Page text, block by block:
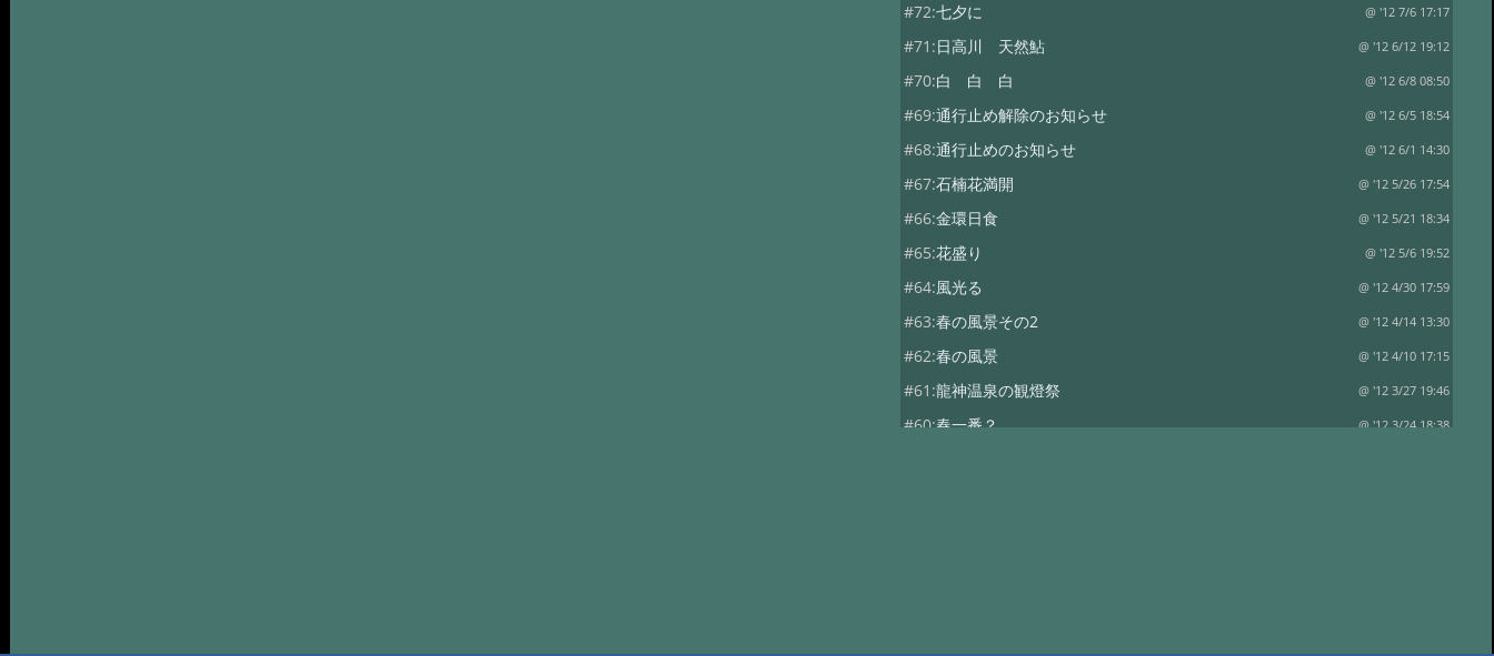
#72:七夕に @ '12 7/6 17:17
#71:日高川 天然鮎 @ '12 6/12 19:12
#70:白 白 白 @ '12 6/8 08:50
#69:通行止め解除のお知らせ @ '12 6/5 18:54
#68:通行止めのお知らせ @ '12 6/1 14:30
#67:石楠花満開 @ '12 5/26 17:54
#66:金環日食 @ '12 5/21 18:34
#65:花盛り @ '12 5/6 19:52
#64:風光る @ '12 4/30 17:59
#63:春の風景その2 @ '12 4/14 13:30
#62:春の風景 @ '12 4/10 17:15
#61:龍神温泉の観燈祭 @ '12 3/27 19:46
#60:春一番？ @ '12 3/24 18:38